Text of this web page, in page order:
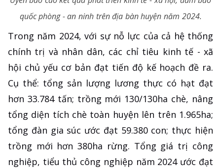
quốc phòng - an ninh trên địa bàn huyện năm 2024.
Trong năm 2024, với sự nỗ lực của cả hệ thống
chính trị và nhân dân, các chỉ tiêu kinh tế - xã
hội chủ yếu cơ bản đạt tiến độ kế hoạch đề ra.
Cụ thể: tổng sản lượng lương thực có hạt đạt
hơn 33.784 tấn; trồng mới 130/130ha chè, nâng
tổng diện tích chè toàn huyện lên trên 1.965ha;
tổng đàn gia súc ước đạt 59.380 con; thực hiện
trồng mới hơn 380ha rừng. Tổng giá trị công
nghiệp, tiểu thủ công nghiệp năm 2024 ước đạt